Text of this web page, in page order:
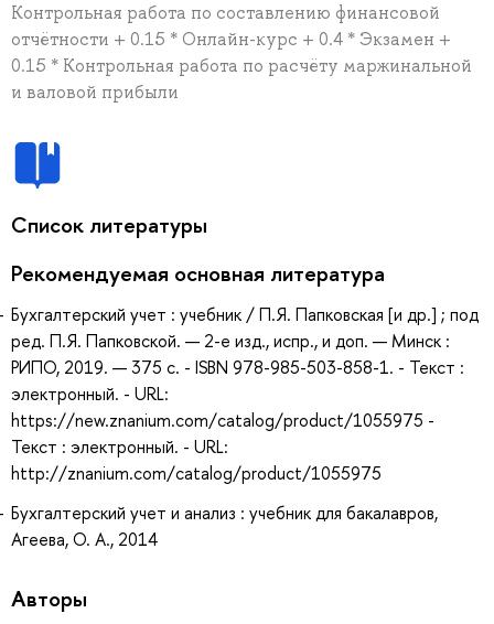
Контрольная работа по составлению финансовой
отчётности + 0.15 * Онлайн-курс + 0.4 * Экзамен +
0.15 * Контрольная работа по расчёту маржинальной
и валовой прибыли
Список литературы
Рекомендуемая основная литература
Бухгалтерский учет : учебник / П.Я. Папковская [и др.] ; под
ред. П.Я. Папковской. — 2-е изд., испр., и доп. — Минск :
РИПО, 2019. — 375 с. - ISBN 978-985-503-858-1. - Текст :
электронный. - URL:
https://new.znanium.com/catalog/product/1055975 -
Текст : электронный. - URL:
http://znanium.com/catalog/product/1055975
Бухгалтерский учет и анализ : учебник для бакалавров,
Агеева, О. А., 2014
Авторы